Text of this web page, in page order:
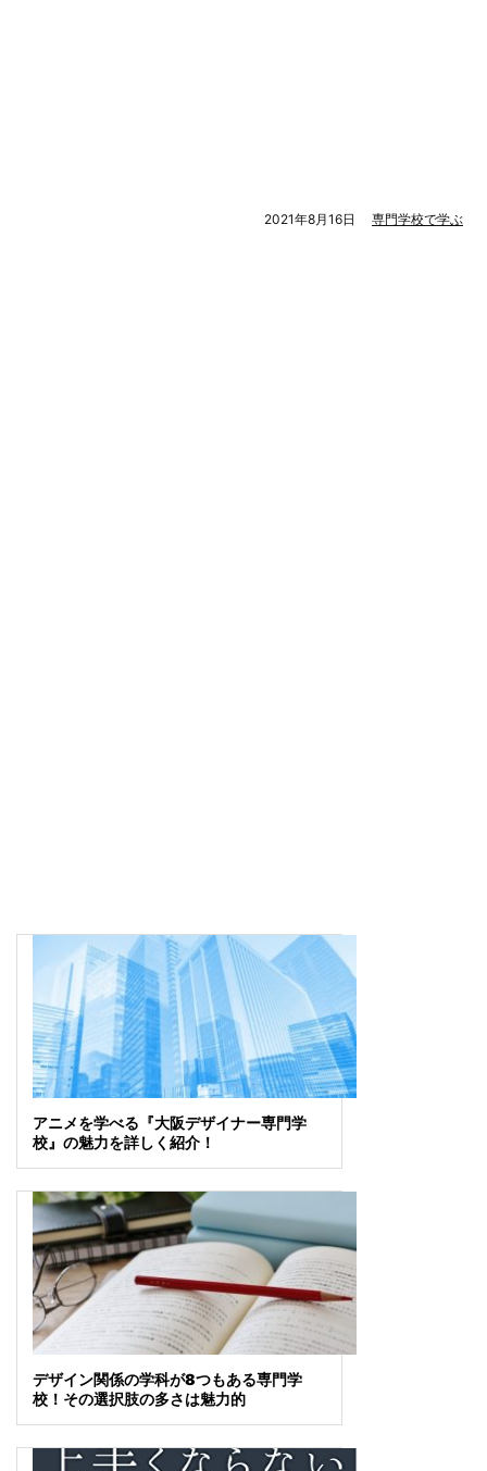
2021年8月16日 専門学校で学ぶ
アニメを学べる『大阪デザイナー専門学
校』の魅力を詳しく紹介！
デザイン関係の学科が8つもある専門学
校！その選択肢の多さは魅力的